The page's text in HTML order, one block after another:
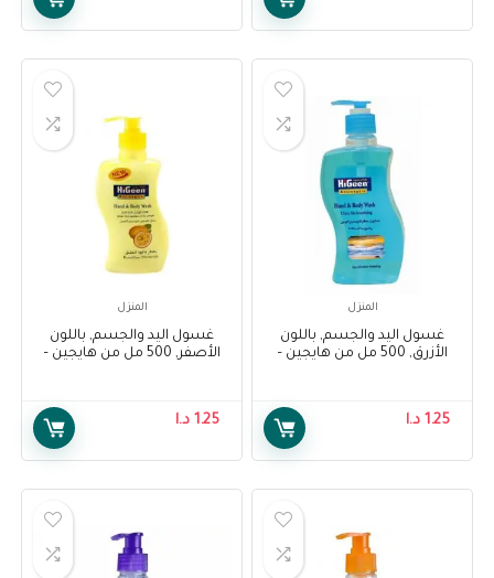
المنزل
غسول اليد والجسم, باللون
الأزرق, 500 مل من هايجين –
1.25 د.ا
المنزل
غسول اليد والجسم, باللون
الأصفر, 500 مل من هايجين –
1.25 د.ا